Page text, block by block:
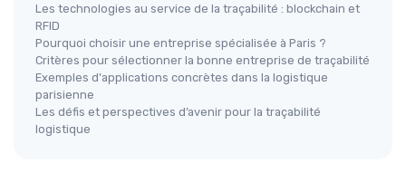
Les technologies au service de la traçabilité : blockchain et
RFID
Pourquoi choisir une entreprise spécialisée à Paris ?
Critères pour sélectionner la bonne entreprise de traçabilité
Exemples d'applications concrètes dans la logistique
parisienne
Les défis et perspectives d’avenir pour la traçabilité
logistique